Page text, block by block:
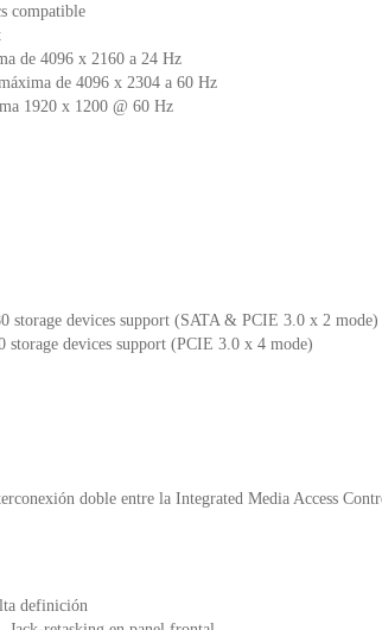
compatible
de 4096 x 2160 a 24 Hz
de 4096 x 2304 a 60 Hz
1920 x 1200 @ 60 Hz
devices support (SATA & PCIE 3.0 x 2 mode)
devices support (PCIE 3.0 x 4 mode)
doble entre la Integrated Media Access
definición